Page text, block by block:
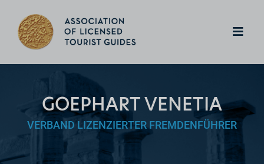
GOEPHART VENETIA
VERBAND LIZENZIERTER FREMDENFÜHRER